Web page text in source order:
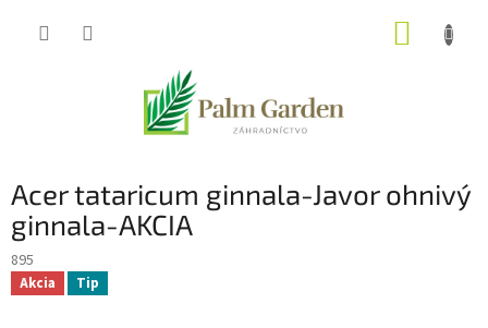
Acer tataricum ginnala-Javor ohnivý
ginnala-AKCIA
895
Akcia Tip